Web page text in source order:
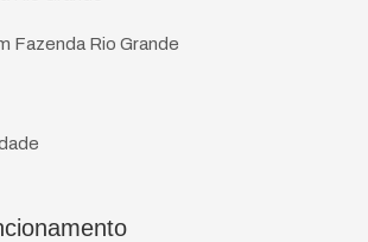
Fazenda Rio Grande